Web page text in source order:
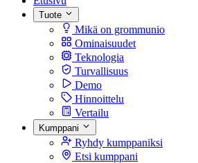
Tuote
Mikä on grommunio
Ominaisuudet
Teknologia
Turvallisuus
Demo
Hinnoittelu
Vertailu
Kumppani
Ryhdy kumppaniksi
Etsi kumppani